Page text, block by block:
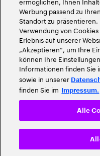
Werbung passend zu
Standort zu
Verwendung von
Erlebnis auf unserer
„Akzeptieren“, um Ihre
können Ihre
Informationen finden Sie
sowie in unserer
finden Sie im Impressum.
Alle